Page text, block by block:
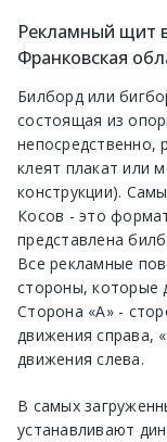
Рекламный щит
Франковская
Билборд или
состоящая из
непосредственно,
клеят плакат или
конструкции).
Косов - это
представлена
Все рекламные
стороны, которые
Сторона «А» -
движения справа,
движения слева.
В самых
устанавливают